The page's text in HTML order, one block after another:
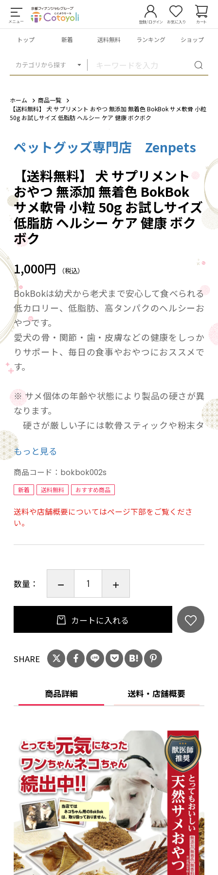
メニュー
カテゴリから探す
登録/ログイン お気に入り カート
トップ 新着 送料無料 ランキング ショップ
ホーム
商品一覧
【送料無料】 犬 サプリメント おやつ 無添加 無着色 BokBok サメ軟骨 小粒
50g お試しサイズ 低脂肪 ヘルシー ケア 健康 ボクボク
ペットグッズ専門店 Zenpets
【送料無料】 犬 サプリメント
おやつ 無添加 無着色 BokBok
サメ軟骨 小粒 50g お試しサイズ
低脂肪 ヘルシー ケア 健康 ボク
ボク
1,000円 （税込）
BokBokは幼犬から老犬まで安心して食べられる
低カロリー、低脂肪、高タンパクのヘルシーお
やつです。
愛犬の骨・関節・歯・皮膚などの健康をしっか
りサポート、毎日の食事やおやつにおススメで
す。
※ サメ個体の年齢や状態により製品の硬さが異
なります。
硬さが厳しい子には軟骨スティックや粉末タ
イプをお勧め致します。
天然素材のサメ軟骨には「ムコ多糖」と呼ばれ
る成分が豊富に含まれて、関節炎などの症状を
和らげ、予防する働きもあると知られています。
グルコサミンやコンドロイチン、コラーゲン、
ヒアルロン酸、カルシウムなどをたっぷり含ん
でおり、皮膚や被毛の健康ケアに役立ちます。
●内容量：
50g （150gサイズもございます）
●原材料：
サメ軟骨
粗タンパク質：52％以上
粗繊維：0.1％以下
粗灰分：36％以下
カロリー：224kcal（100gあたり）
●給与量目安（1日あたり）：
体重〜5kg：5g程度
体重5〜10kg：10g程度
体重10〜20kg：15g程度
体重20kg〜：20g程度
●賞味期限：
製造日より24ヶ月間（パッケージ裏面に記
載）
●製造国：
もっと見る
商品コード： bokbok002s
新着 送料無料 おすすめ商品
送料や店舗概要についてはページ下部をご覧くださ
い。
数量：
カートに入れる
SHARE
商品詳細 送料・店舗概要